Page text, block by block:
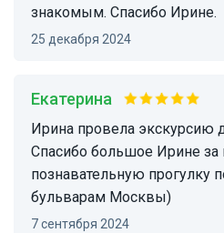
знакомым. Спасибо Ирине.
25 декабря 2024
Екатерина
Ирина провела экскурсию для нашего 8Б класса)
Спасибо большое Ирине за
познавательную прогулку
бульварам Москвы)
7 сентября 2024